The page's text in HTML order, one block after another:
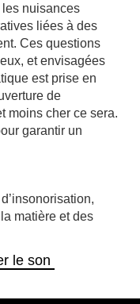
les nuisances
liées à des
Ces questions
et envisagées
est prise en
de
moins cher ce sera.
garantir un
matière et des
le son